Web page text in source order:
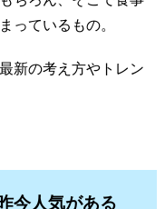
っているもの。
新の考え方やトレン
今人気がある